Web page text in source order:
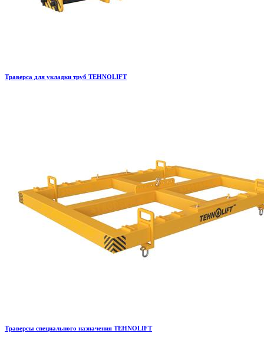
Траверса для укладки труб TEHNOLIFT
Траверсы специального назначения TEHNOLIFT